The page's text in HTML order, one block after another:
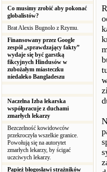
Co musimy zrobić aby pokonać
globalistów?
Brat Alexis Bugnolo z Rzymu.
Finansowany przez Google
zespół „sprawdzający fakty”
wydaje się być garstką
fikcyjnych Hindusów w
zubożałym miasteczku
niedaleko Bangladeszu
Naczelna Izba lekarska
współpracuje z duchami
zmarłych lekarzy
Bezczelność kowidowców
przekroczyła wszelkie granice.
Powołują się na autorytet
zmarłych lekarzy, by ścigać
uczciwych lekarzy.
Papież błogosławi strażników